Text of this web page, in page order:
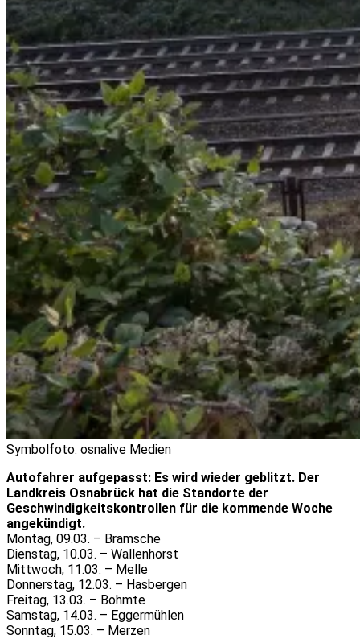
Symbolfoto: osnalive Medien
Autofahrer aufgepasst: Es wird wieder geblitzt. Der
Landkreis Osnabrück hat die Standorte der
Geschwindigkeitskontrollen für die kommende Woche
angekündigt.
Montag, 09.03. – Bramsche
Dienstag, 10.03. – Wallenhorst
Mittwoch, 11.03. – Melle
Donnerstag, 12.03. – Hasbergen
Freitag, 13.03. – Bohmte
Samstag, 14.03. – Eggermühlen
Sonntag, 15.03. – Merzen